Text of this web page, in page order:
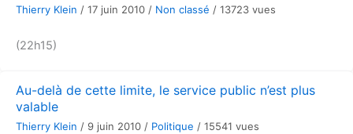
Thierry Klein / 17 juin 2010 / Non classé / 13723 vues
(22h15)
Au-delà de cette limite, le service public n’est plus
valable
Thierry Klein / 9 juin 2010 / Politique / 15541 vues